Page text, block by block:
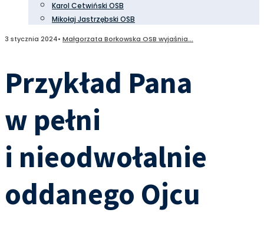
Karol Cetwiński OSB
Mikołaj Jastrzębski OSB
3 stycznia 2024• Małgorzata Borkowska OSB wyjaśnia...
Przykład Pana
w pełni
i nieodwołalnie
oddanego Ojcu